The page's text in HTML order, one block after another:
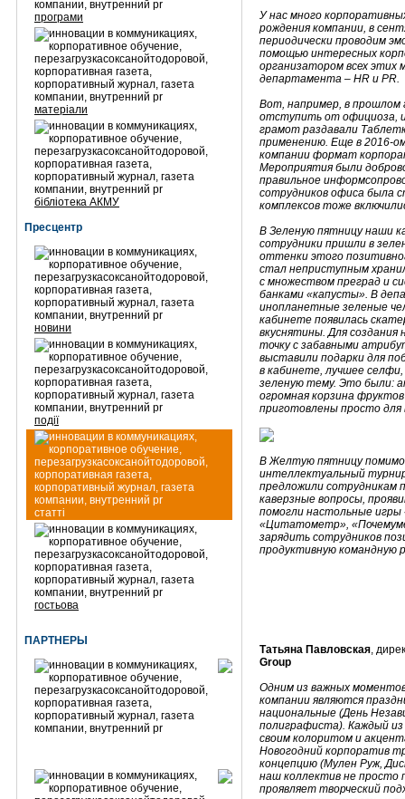
програми
матеріали
бібліотека АКМУ
Пресцентр
новини
події
статті
гостьова
ПАРТНЕРЫ
У нас много
рождения компании, в
периодически проводим
помощью интересных
организатором всех этих
департамента – HR и PR.
Вот, например, в прошлом
отступить от официоза,
грамот раздавали
применению. Еще в 2016-
компании формат
Мероприятия были
правильное
сотрудников офиса была
комплексов тоже
В Зеленую пятницу наши
сотрудники пришли в
оттенки этого
стал неприступным
с множеством преград и
банками «капусты». В
инопланетные зеленые
кабинете появилась
вкуснятины. Для
точку с забавными
выставили подарки для
в кабинете, лучшее
зеленую тему. Это были:
огромная корзина
приготовлены просто для
В Желтую пятницу помимо
интеллектуальный
предложили сотрудникам
каверзные вопросы,
помогли настольные игры
«Цитатометр»,
зарядить сотрудников
продуктивную командную
Татьяна Павловская,
Group
Одним из важных
компании являются
национальные (День
полиграфиста). Каждый из
своим колоритом и
Новогодний корпоратив
концепцию (Мулен Руж,
наш коллектив не просто
проявляет творческий